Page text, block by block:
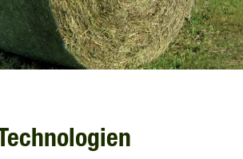
Technologien